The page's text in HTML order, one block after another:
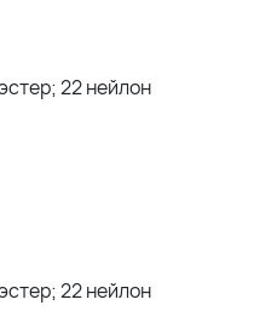
22 нейлон
22 нейлон